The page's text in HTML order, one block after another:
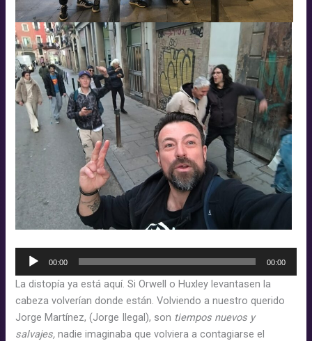
Reproductor
00:00 00:00
La distopía ya está aquí. Si Orwell o Huxley levantasen la
cabeza volverían donde están. Volviendo a nuestro querido
Jorge Martínez, (Jorge Ilegal), son tiempos nuevos y
salvajes, nadie imaginaba que volviera a contagiarse el